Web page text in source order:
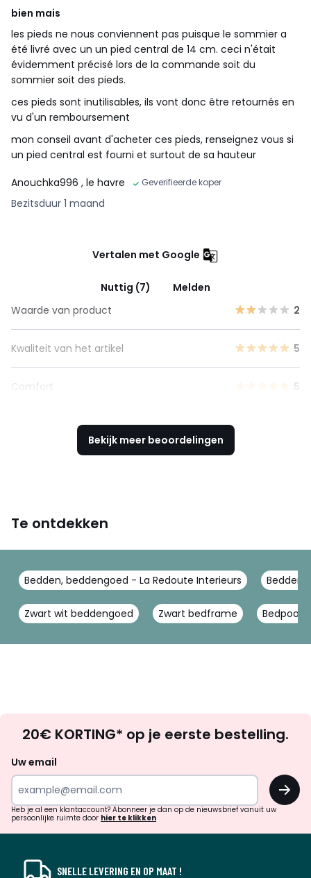
bien mais
les pieds ne nous conviennent pas puisque le sommier a
été livré avec un un pied central de 14 cm. ceci n'était
évidemment précisé lors de la commande soit du
sommier soit des pieds.
ces pieds sont inutilisables, ils vont donc être retournés en
vu d'un remboursement
mon conseil avant d'acheter ces pieds, renseignez vous si
un pied central est fourni et surtout de sa hauteur
Anouchka996 , le havre Geverifieerde koper
Bezitsduur 1 maand
Vertalen met Google
Nuttig (7)
Melden
Waarde van product
2
Kwaliteit van het artikel 5
Comfort 5
Bekijk meer beoordelingen
Te ontdekken
Bedden, beddengoed - La Redoute Interieurs
Zwart wit beddengoed Zwart bedframe Bedpoot
zoek
inspiratie
verrassingen?
20€ KORTING* op je eerste bestelling.
Uw email
OK
Heb je al een klantaccount? Abonneer je dan op de nieuwsbrief vanuit uw
persoonlijke ruimte door hier te klikken
SNELLE LEVERING EN OP MAAT !